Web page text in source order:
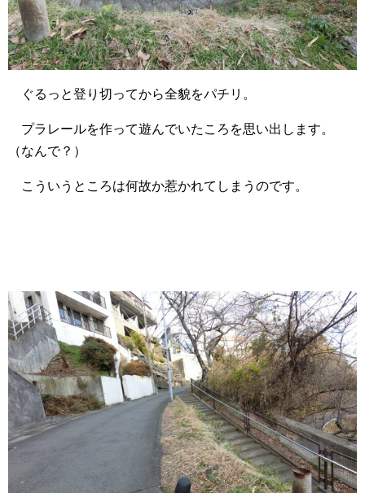
ぐるっと登り切ってから全貌をパチリ。
プラレールを作って遊んでいたころを思い出します。
（なんで？）
こういうところは何故か惹かれてしまうのです。